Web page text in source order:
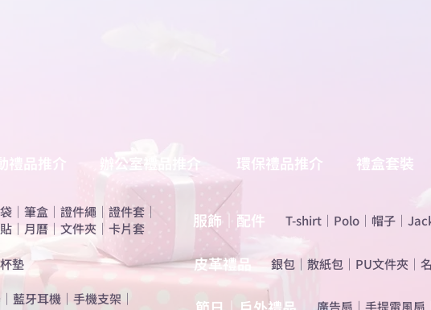
禮品推介 辦公室禮品推介 環保禮品推介 禮盒套裝
｜ 筆盒 ｜ 證件繩 ｜ 證件套 ｜
｜ 月曆 ｜ 文件夾 ｜ 卡片套
杯墊
｜ 藍牙耳機 ｜ 手機支架 ｜
服飾｜配件 T-shirt ｜ Polo ｜ 帽子 ｜
​皮革禮品 ​銀包 ｜ 散紙包 ｜ PU文件夾 ｜
​廣告扇 ｜ 手提電風扇